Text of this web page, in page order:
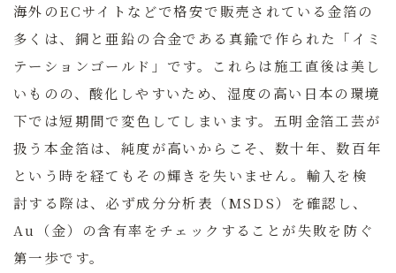
海外のECサイトなどで格安で販売されている金箔の
多くは、銅と亜鉛の合金である真鍮で作られた「イミ
テーションゴールド」です。これらは施工直後は美し
いものの、酸化しやすいため、湿度の高い日本の環境
下では短期間で変色してしまいます。 五明金箔工芸が
扱う本金箔は、純度が高いからこそ、数十年、数百年
という時を経てもその輝きを失いません。 輸入を検
討する際は、必ず成分分析表（MSDS）を確認し、
Au（金）の含有率をチェックすることが失敗を防ぐ
第一歩です。